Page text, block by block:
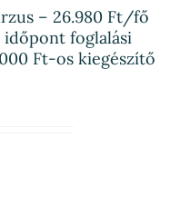
– 26.980 Ft/fő
foglalási
Ft-os kiegészítő